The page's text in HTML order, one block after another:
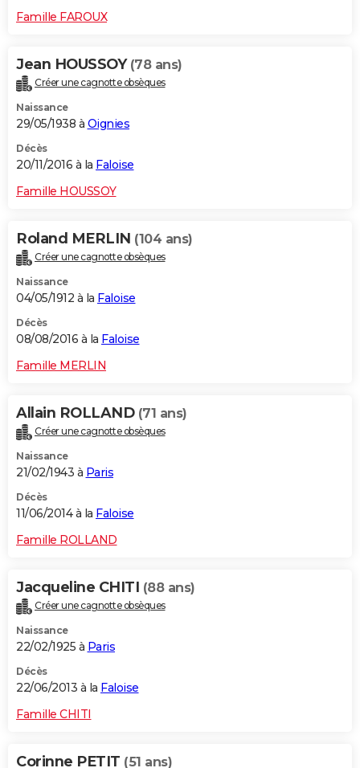
Famille FAROUX
Jean HOUSSOY (78 ans)
Créer une cagnotte obsèques
Naissance
29/05/1938 à Oignies
Décès
20/11/2016 à la Faloise
Famille HOUSSOY
Roland MERLIN (104 ans)
Créer une cagnotte obsèques
Naissance
04/05/1912 à la Faloise
Décès
08/08/2016 à la Faloise
Famille MERLIN
Allain ROLLAND (71 ans)
Créer une cagnotte obsèques
Naissance
21/02/1943 à Paris
Décès
11/06/2014 à la Faloise
Famille ROLLAND
Jacqueline CHITI (88 ans)
Créer une cagnotte obsèques
Naissance
22/02/1925 à Paris
Décès
22/06/2013 à la Faloise
Famille CHITI
Corinne PETIT (51 ans)